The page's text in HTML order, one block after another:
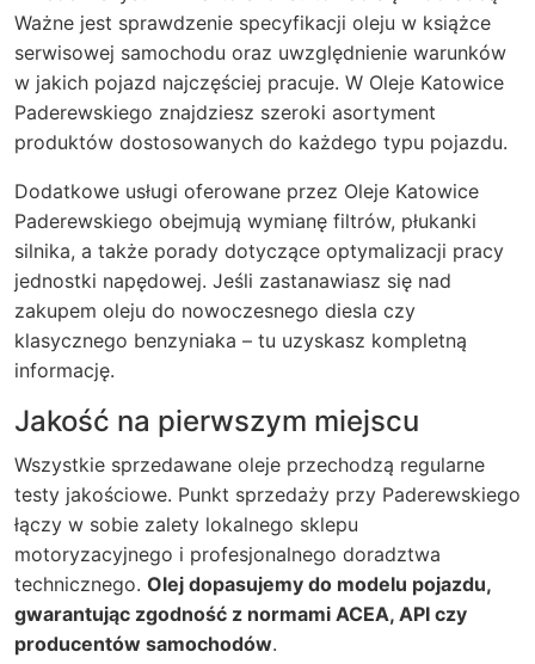
Ważne jest sprawdzenie specyfikacji oleju w książce
serwisowej samochodu oraz uwzględnienie warunków
w jakich pojazd najczęściej pracuje. W Oleje Katowice
Paderewskiego znajdziesz szeroki asortyment
produktów dostosowanych do każdego typu pojazdu.
Dodatkowe usługi oferowane przez Oleje Katowice
Paderewskiego obejmują wymianę filtrów, płukanki
silnika, a także porady dotyczące optymalizacji pracy
jednostki napędowej. Jeśli zastanawiasz się nad
zakupem oleju do nowoczesnego diesla czy
klasycznego benzyniaka – tu uzyskasz kompletną
informację.
Jakość na pierwszym miejscu
Wszystkie sprzedawane oleje przechodzą regularne
testy jakościowe. Punkt sprzedaży przy Paderewskiego
łączy w sobie zalety lokalnego sklepu
motoryzacyjnego i profesjonalnego doradztwa
technicznego. Olej dopasujemy do modelu pojazdu,
gwarantując zgodność z normami ACEA, API czy
producentów samochodów.